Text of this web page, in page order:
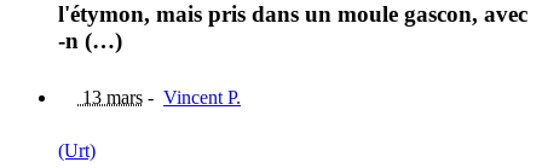
l'étymon, mais pris dans un moule gascon, avec
-n (…)
13 mars - Vincent P.
(Urt)